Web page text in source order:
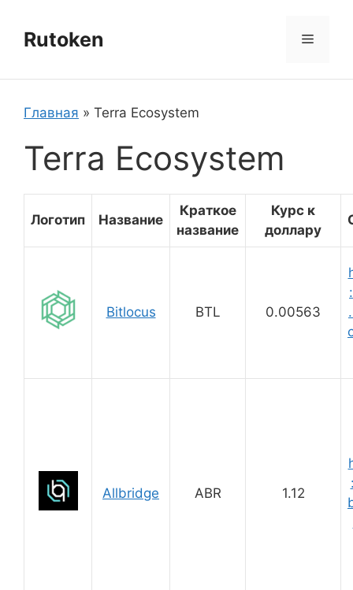
содержимому
Rutoken Меню
Главная » Terra Ecosystem
Terra Ecosystem
Логотип Название
Краткое
название
Курс к
доллару
Bitlocus BTL 0.00563
Allbridge ABR 1.12